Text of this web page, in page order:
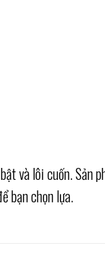
và lôi cuốn. Sản
bạn chọn lựa.